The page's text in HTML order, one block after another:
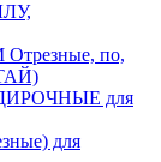
по,
для
для